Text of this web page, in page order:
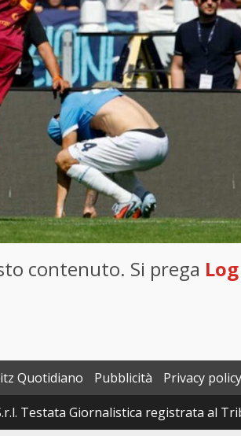
contenuto. Si prega
Quotidiano Pubblicità Privacy policy
Testata Giornalistica registrata al